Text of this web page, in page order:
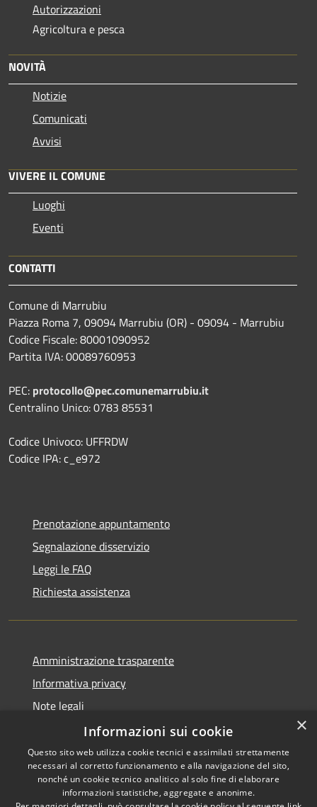
Autorizzazioni
Agricoltura e pesca
NOVITÀ
Notizie
Comunicati
Avvisi
VIVERE IL COMUNE
Luoghi
Eventi
CONTATTI
Comune di Marrubiu
Piazza Roma 7, 09094 Marrubiu (OR) - 09094 - Marrubiu
Codice Fiscale: 80001090952
Partita IVA: 00089760953
PEC: protocollo@pec.comunemarrubiu.it
Centralino Unico: 0783 85531
Codice Univoco: UFFRDW
Codice IPA: c_e972
Prenotazione appuntamento
Segnalazione disservizio
Leggi le FAQ
Richiesta assistenza
Amministrazione trasparente
Informativa privacy
Note legali
Dichiarazione di accessibilità
RSS Copyright © 2026 • Comune di
×
Informazioni sui cookie
Questo sito web utilizza cookie tecnici e assimilati strettamente
necessari al corretto funzionamento e alla navigazione del sito,
nonché un cookie tecnico analitico al solo fine di elaborare
informazioni statistiche, aggregate e anonime.